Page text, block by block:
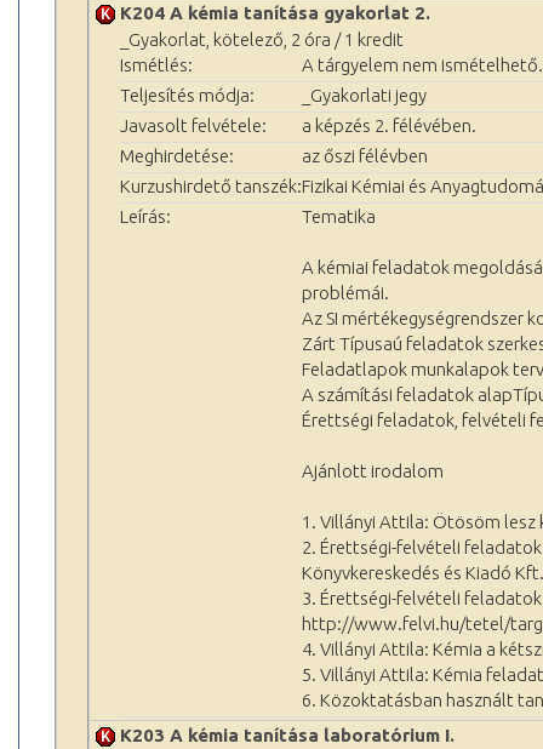
K204 A kémia tanítása gyakorlat 2.
_Gyakorlat, kötelező, 2 óra / 1 kredit
Ismétlés:
A tárgyelem nem ismételhető.
Teljesítés módja:
_Gyakorlati jegy
Javasolt felvétele:
a képzés 2. félévében.
Meghirdetése:
az őszi félévben
Kurzushirdető tanszék:Fizikai Kémiai és
Leírás:
Tematika
A kémiai feladatok
problémái.
Az SI mértékegységrendszer
Zárt Típusaú feladatok
Feladatlapok munkalapok
A számítási feladatok
Érettségi feladatok, felvételi
Ajánlott irodalom
1. Villányi Attila: Ötösöm lesz
2. Érettségi-felvételi
Könyvkereskedés és Kiadó Kft.
3. Érettségi-felvételi
http://www.felvi.hu/tetel/
4. Villányi Attila: Kémia a
5. Villányi Attila: Kémia
6. Közoktatásban használt
K203 A kémia tanítása laboratórium I.